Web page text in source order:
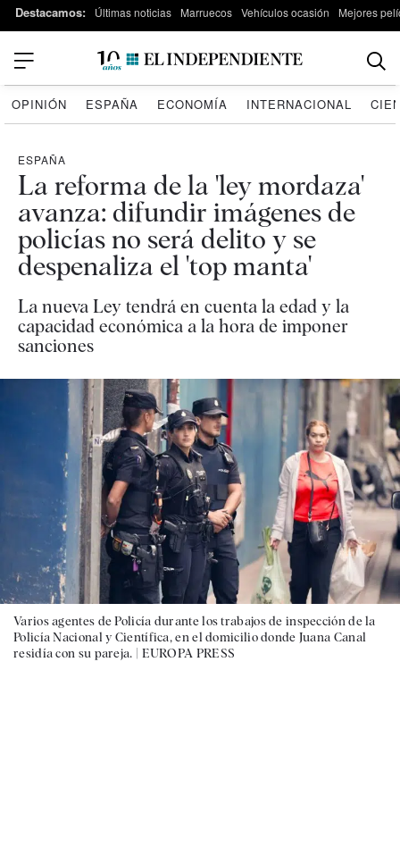
Destacamos: Últimas noticias Marruecos Vehículos ocasión Mejores
OPINIÓN ESPAÑA ECONOMÍA INTERNACIONAL
ESPAÑA
La reforma de la 'ley mordaza'
avanza: difundir imágenes de
policías no será delito y se
despenaliza el 'top manta'
La nueva Ley tendrá en cuenta la edad y la
capacidad económica a la hora de imponer
sanciones
Varios agentes de Policía durante los trabajos de inspección de la
Policía Nacional y Científica, en el domicilio donde Juana Canal
residía con su pareja. | EUROPA PRESS